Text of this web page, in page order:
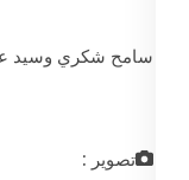
سامح شكري وسيد
تصوير :